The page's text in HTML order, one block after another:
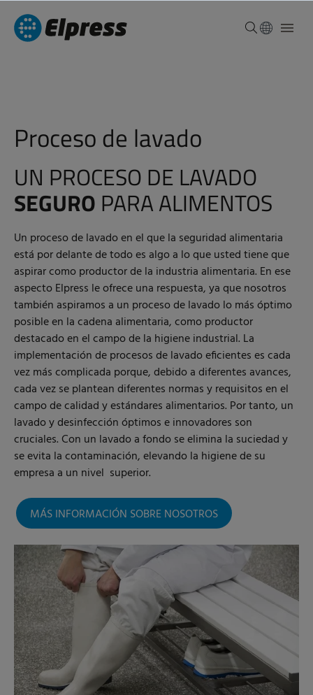
Proceso de lavado
UN PROCESO DE LAVADO
SEGURO PARA ALIMENTOS
Un proceso de lavado en el que la seguridad alimentaria
está por delante de todo es algo a lo que usted tiene que
aspirar como productor de la industria alimentaria. En ese
aspecto Elpress le ofrece una respuesta, ya que nosotros
también aspiramos a un proceso de lavado lo más óptimo
posible en la cadena alimentaria, como productor
destacado en el campo de la higiene industrial. La
implementación de procesos de lavado eficientes es cada
vez más complicada porque, debido a diferentes avances,
cada vez se plantean diferentes normas y requisitos en el
campo de calidad y estándares alimentarios. Por tanto, un
lavado y desinfección óptimos e innovadores son
cruciales. Con un lavado a fondo se elimina la suciedad y
se evita la contaminación, elevando la higiene de su
empresa a un nivel superior.
MÁS INFORMACIÓN SOBRE NOSOTROS